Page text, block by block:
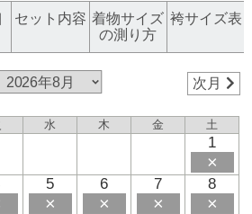
セット内容 着物サイズ
の測り方
袴サイズ表
次月
水 木 金 土
1
×
5
×
6
×
7
×
8
×